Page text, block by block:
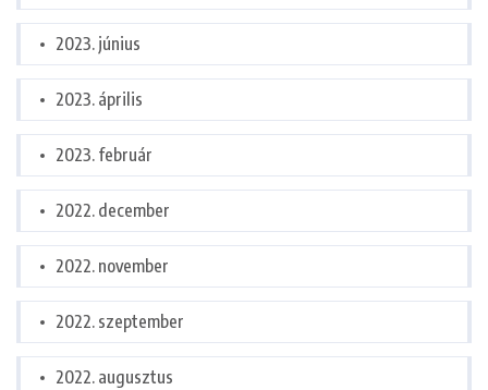
2023. június
2023. április
2023. február
2022. december
2022. november
2022. szeptember
2022. augusztus